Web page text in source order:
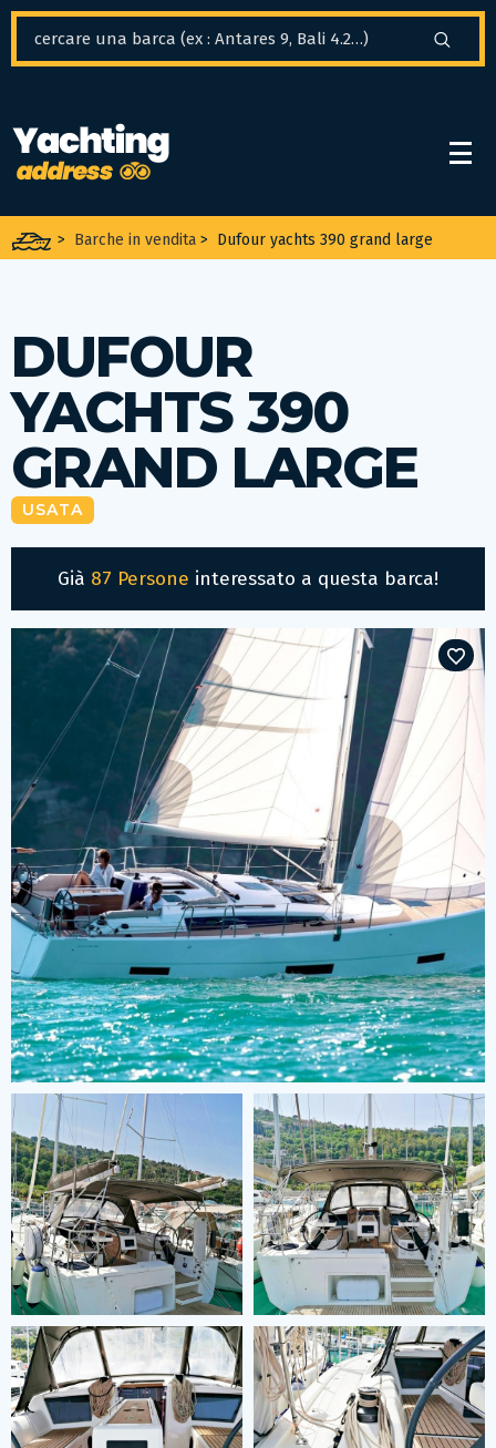
> Barche in vendita > Dufour yachts 390 grand large
DUFOUR
YACHTS 390
GRAND LARGE
USATA
Già 87 Persone interessato a questa barca!
Pannello di gestione dei cookies